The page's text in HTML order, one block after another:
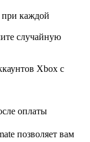
каждой
случайную
Xbox с
оплаты
позволяет вам